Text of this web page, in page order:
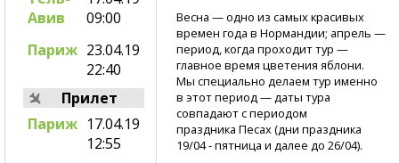
Весна — одно из самых красивых
времен года в Нормандии; апрель —
период, когда проходит тур —
главное время цветения яблони.
Мы специально делаем тур именно
в этот период — даты тура
совпадают с периодом
праздника Песах (дни праздника
19/04 - пятница и далее до 26/04).
Авив
09:00
Париж 23.04.19
22:40
Прилет
Париж 17.04.19
12:55